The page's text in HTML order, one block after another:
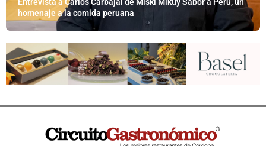
Entrevista a Carlos Carbajal de Miski Mikuy Sabor a Perú, un
homenaje a la comida peruana